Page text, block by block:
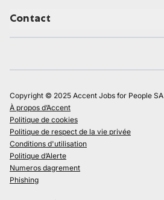
Contact
Copyright © 2025 Accent Jobs for People SA
À propos d’Accent
Politique de cookies
Politique de respect de la vie privée
Conditions d'utilisation
Politique d’Alerte
Numeros dagrement
Phishing